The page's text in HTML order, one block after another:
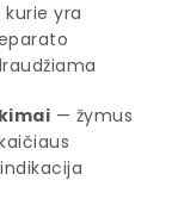
yra
— žymus